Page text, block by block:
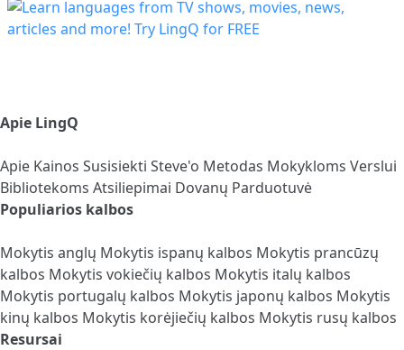
Apie LingQ
Apie Kainos Susisiekti Steve'o Metodas Mokykloms Verslui
Bibliotekoms Atsiliepimai Dovanų Parduotuvė
Populiarios kalbos
Mokytis anglų Mokytis ispanų kalbos Mokytis prancūzų
kalbos Mokytis vokiečių kalbos Mokytis italų kalbos
Mokytis portugalų kalbos Mokytis japonų kalbos Mokytis
kinų kalbos Mokytis korėjiečių kalbos Mokytis rusų kalbos
Resursai